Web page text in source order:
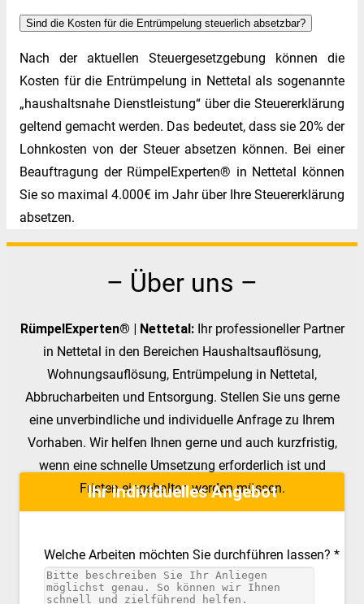
Sind die Kosten für die Entrümpelung steuerlich absetzbar?
Nach der aktuellen Steuergesetzgebung können die
Kosten für die Entrümpelung in Nettetal als sogenannte
„haushaltsnahe Dienstleistung“ über die Steuererklärung
geltend gemacht werden. Das bedeutet, dass sie 20% der
Lohnkosten von der Steuer absetzen können. Bei einer
Beauftragung der RümpelExperten® in Nettetal können
Sie so maximal 4.000€ im Jahr über Ihre Steuererklärung
absetzen.
– Über uns –
RümpelExperten® | Nettetal:Ihr professioneller Partner
in Nettetal in den Bereichen Haushaltsauflösung,
Wohnungsauflösung, Entrümpelung in Nettetal,
Abbrucharbeiten und Entsorgung. Stellen Sie uns gerne
eine unverbindliche und individuelle Anfrage zu Ihrem
Vorhaben. Wir helfen Ihnen gerne und auch kurzfristig,
wenn eine schnelle Umsetzung erforderlich ist und
Fristen eingehalten werden müssen.
Ihr individuelles Angebot
Welche Arbeiten möchten Sie durchführen lassen? *